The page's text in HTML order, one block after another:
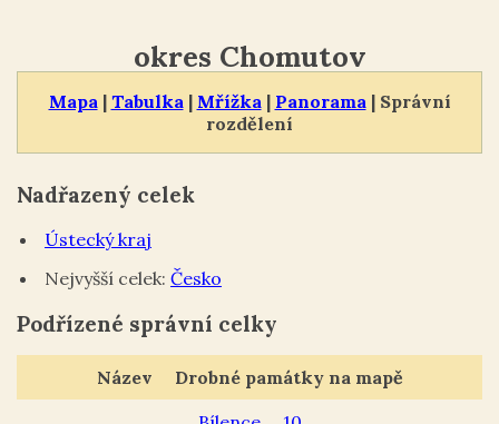
Mapa | Tabulka | Mřížka | Panorama | Správní
rozdělení
okres Chomutov
Nadřazený celek
Ústecký kraj
Nejvyšší celek: Česko
Podřízené správní celky
Název
Drobné památky na mapě